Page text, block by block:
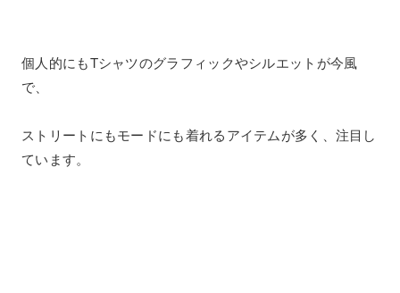
個人的にもTシャツのグラフィックやシルエットが今風
で、
ストリートにもモードにも着れるアイテムが多く、注目し
ています。